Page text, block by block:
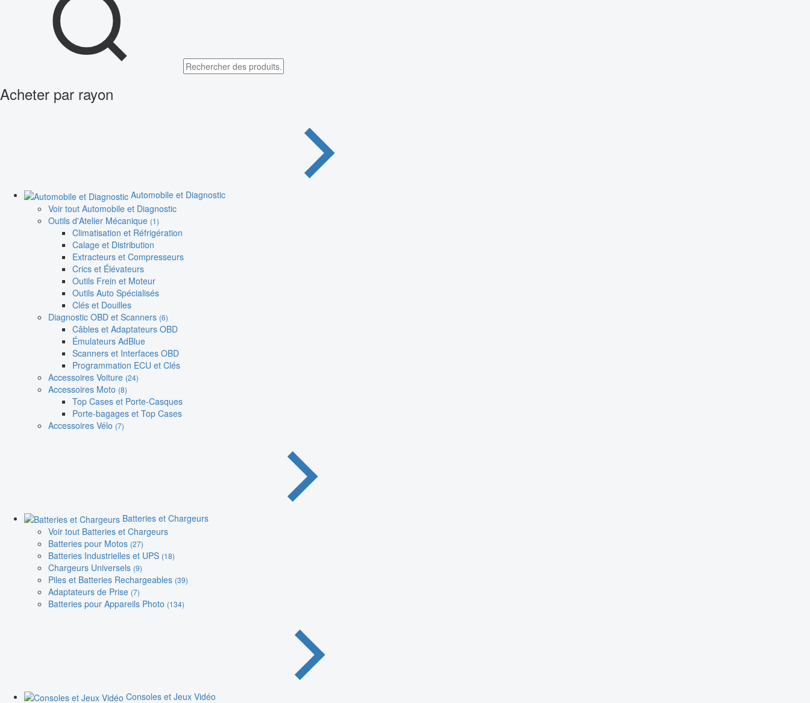
Acheter par rayon
Automobile et Diagnostic
Voir tout Automobile et Diagnostic
Outils d'Atelier Mécanique (1)
Climatisation et Réfrigération
Calage et Distribution
Extracteurs et Compresseurs
Crics et Élévateurs
Outils Frein et Moteur
Outils Auto Spécialisés
Clés et Douilles
Diagnostic OBD et Scanners (6)
Câbles et Adaptateurs OBD
Émulateurs AdBlue
Scanners et Interfaces OBD
Programmation ECU et Clés
Accessoires Voiture (24)
Accessoires Moto (8)
Top Cases et Porte-Casques
Porte-bagages et Top Cases
Accessoires Vélo (7)
Batteries et Chargeurs
Voir tout Batteries et Chargeurs
Batteries pour Motos (27)
Batteries Industrielles et UPS (18)
Chargeurs Universels (9)
Piles et Batteries Rechargeables (39)
Adaptateurs de Prise (7)
Batteries pour Appareils Photo (134)
Consoles et Jeux Vidéo